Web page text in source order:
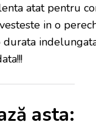
atat pentru
in o
durata
asta: